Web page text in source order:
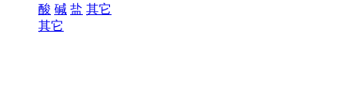
酸 碱 盐 其它
其它